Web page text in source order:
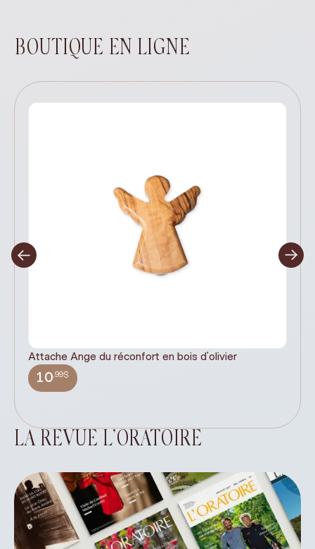
BOUTIQUE EN LIGNE
Attache Ange du réconfort en bois d'olivier
10,99$
LA REVUE L’ORATOIRE